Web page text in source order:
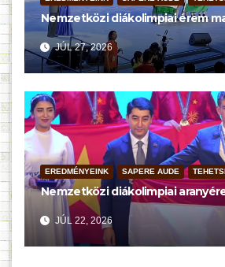
Nemzetközi diákolimpiai érem
JÚL 27, 2026
EREDMÉNYEINK SAPERE AUDE
Nemzetközi diákolimpiai
JÚL 22, 2026